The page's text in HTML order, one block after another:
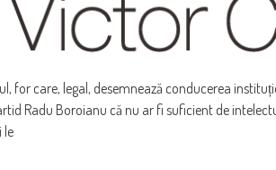
for care, legal, desemnează conducerea
Radu Boroianu că nu ar fi suficient de
le